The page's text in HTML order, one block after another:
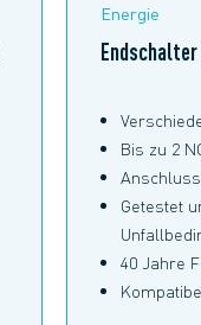
Energie
Bis zu 2
Getestet
40 Jahre